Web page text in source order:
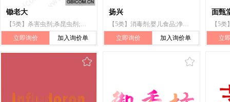
锄老大
【5类】杀害虫剂;杀昆虫剂;除草剂;杀螨剂;灭幼虫剂;灭干朽真菌制剂;土壤消毒剂;防蛀剂;鼠药;空气清新剂
立即询价
加入询价单
扬兴
【5类】消毒剂;婴儿食品;净化剂;兽医用药;防蛀剂;卫生球;婴儿尿布;牙用光洁剂
立即询价
加入询价单
面甄
立